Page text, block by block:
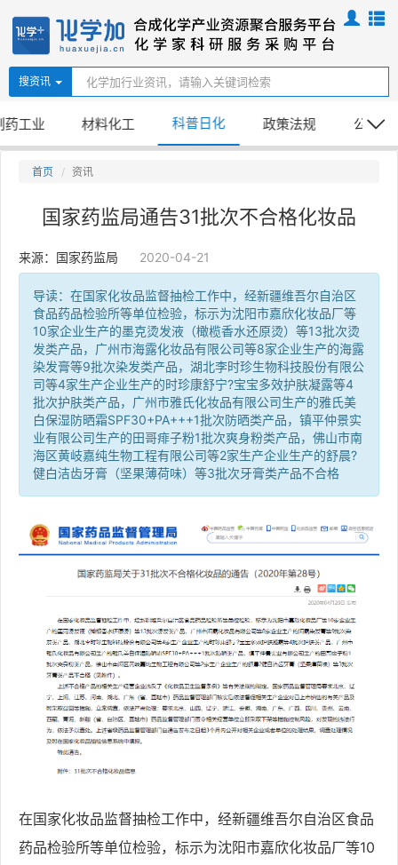
搜资讯
药工业 材料化工 科普日化 政策法规 公司新
首页 资讯
国家药监局通告31批次不合格化妆品
来源：国家药监局 2020-04-21
导读：在国家化妆品监督抽检工作中，经新疆维吾尔自治区
食品药品检验所等单位检验，标示为沈阳市嘉欣化妆品厂等
10家企业生产的墨克烫发液（橄榄香水还原烫）等13批次烫
发类产品，广州市海露化妆品有限公司等8家企业生产的海露
染发膏等9批次染发类产品，湖北李时珍生物科技股份有限公
司等4家生产企业生产的时珍康舒宁?宝宝多效护肤凝露等4
批次护肤类产品，广州市雅氏化妆品有限公司生产的雅氏美
白保湿防晒霜SPF30+PA+++1批次防晒类产品，镇平仲景实
业有限公司生产的田哥痱子粉1批次爽身粉类产品，佛山市南
海区黄岐嘉纯生物工程有限公司等2家生产企业生产的舒晨?
健白洁齿牙膏（坚果薄荷味）等3批次牙膏类产品不合格
在国家化妆品监督抽检工作中，经新疆维吾尔自治区食品
药品检验所等单位检验，标示为沈阳市嘉欣化妆品厂等10